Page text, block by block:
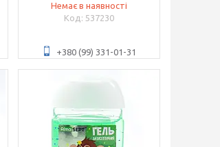
Немає в наявності
537230
+380 (99) 331-01-31